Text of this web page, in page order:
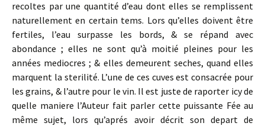
recoltes par une quantité d’eau dont elles se remplissent
naturellement en certain tems. Lors qu’elles doivent être
fertiles, l’eau surpasse les bords, & se répand avec
abondance ; elles ne sont qu’à moitié pleines pour les
années mediocres ; & elles demeurent seches, quand elles
marquent la sterilité. L’une de ces cuves est consacrée pour
les grains, & l’autre pour le vin. Il est juste de raporter icy de
quelle maniere l’Auteur fait parler cette puissante Fée au
même sujet, lors qu’aprés avoir décrit son depart de